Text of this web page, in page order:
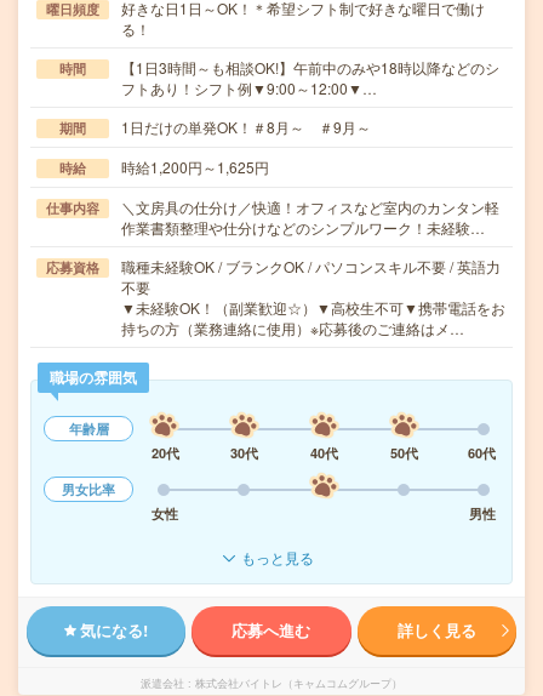
曜日頻度
好きな日1日～OK！＊希望シフト制で好きな曜日で働け
る！
時間
【1日3時間～も相談OK!】午前中のみや18時以降などのシ
フトあり！シフト例▼9:00～12:00▼…
期間 1日だけの単発OK！＃8月～ ＃9月～
時給 時給1,200円～1,625円
仕事内容
＼文房具の仕分け／快適！オフィスなど室内のカンタン軽
作業書類整理や仕分けなどのシンプルワーク！未経験…
応募資格
職種未経験OK / ブランクOK / パソコンスキル不要 / 英語力
不要
▼未経験OK！（副業歓迎☆）▼高校生不可▼携帯電話をお
持ちの方（業務連絡に使用）※応募後のご連絡はメ…
職場の雰囲気
年齢層
20代
30代 40代 50代
60代
男女比率
女性
男性
もっと見る
気になる! 応募へ進む 詳しく見る
派遣会社 株式会社バイトレ（キャムコムグループ）